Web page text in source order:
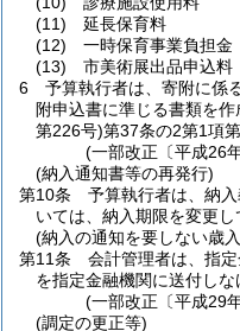
(11)
延長保育料
(12)
一時保育事業負担金
(13)
市美術展出品申込料
6
予算執行者は、寄附に係
附申込書に準じる書類を
第226号)第37条の2第1項
(一部改正〔平成26
(納入通知書等の再発行)
第10条
予算執行者は、納
いては、納入期限を変更し
(納入の通知を要しない歳
第11条
会計管理者は、指定
を指定金融機関に送付しな
(一部改正〔平成29
(調定の更正等)